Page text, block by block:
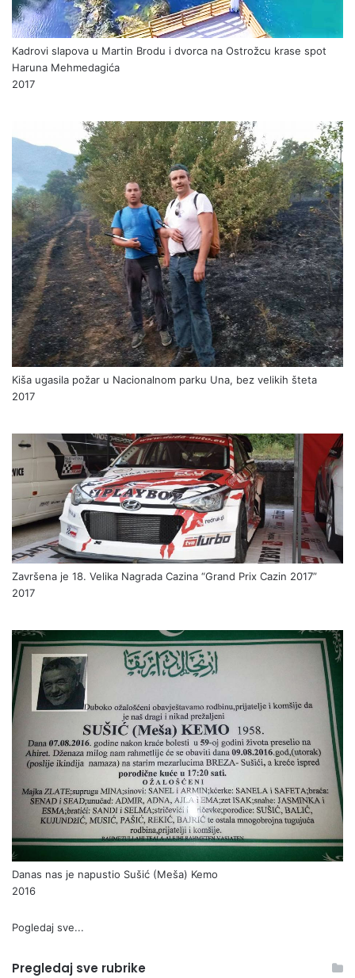
Kadrovi slapova u Martin Brodu i dvorca na Ostrožcu krase spot
Haruna Mehmedagića
2017
Kiša ugasila požar u Nacionalnom parku Una, bez velikih šteta
2017
Završena je 18. Velika Nagrada Cazina “Grand Prix Cazin 2017”
2017
Danas nas je napustio Sušić (Meša) Kemo
2016
Pogledaj sve...
Pregledaj sve rubrike